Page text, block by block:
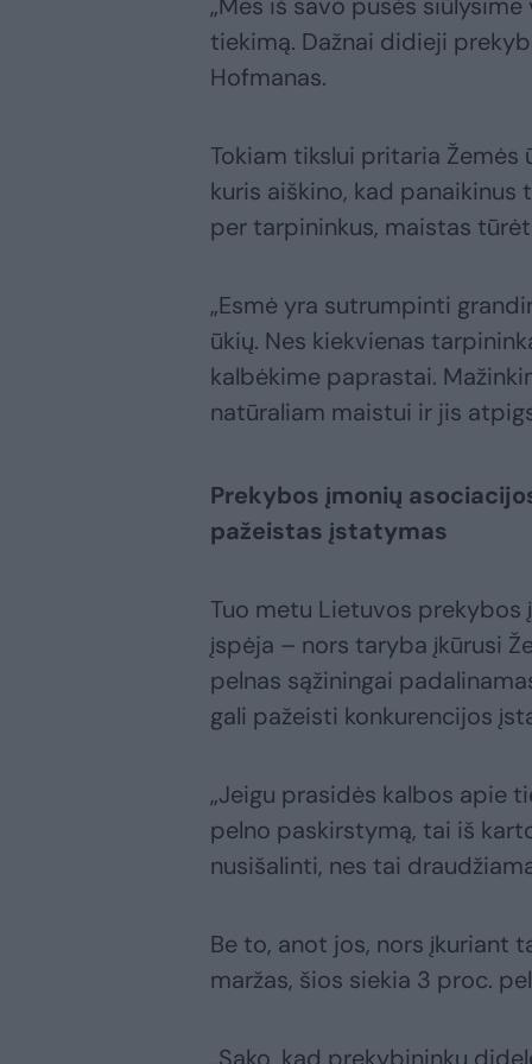
tiekimą. Dažnai didieji
Hofmanas.
Tokiam tikslui pritaria Žemės
kuris aiškino, kad
per tarpininkus, maistas
„Esmė yra sutrumpinti
ūkių. Nes kiekvienas
kalbėkime paprastai.
natūraliam maistui ir jis
Prekybos įmonių
pažeistas įstatymas
Tuo metu Lietuvos
įspėja – nors taryba įkūrusi
pelnas sąžiningai
gali pažeisti konkurencijos
„Jeigu prasidės kalbos apie
pelno paskirstymą, tai iš
nusišalinti, nes tai
Be to, anot jos, nors įkuriant
maržas, šios siekia 3 proc.
„Sako, kad prekybininkų